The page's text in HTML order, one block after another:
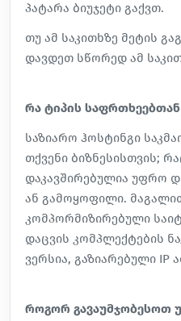
პატარა ბიუჯეტი გაქვთ.
თუ ამ საკითხზე მეტის
დავდეთ სწორედ ამ
რა ტიპის საფრთხეებთან
საზიარო ჰოსტინგი
თქვენი ბიზნესისთვის;
დაკავშირებულია უფრო
ან გამოყოფილი.
კომპორმიზირებული
დაცვის კომპლექტების
ვერსია, გაზიარებული IP
როგორ გავაუმჯობესოთ